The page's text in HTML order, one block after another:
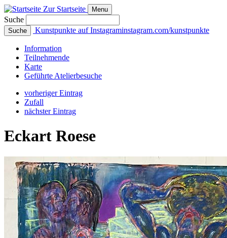
Zur Startseite Menu
Suche
Suche Kunstpunkte auf Instagraminstagram.com/kunstpunkte
Information
Teilnehmende
Karte
Geführte Atelierbesuche
vorheriger Eintrag
Zufall
nächster Eintrag
Eckart Roese